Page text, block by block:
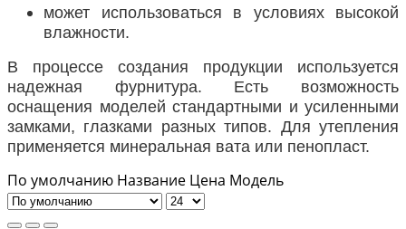
может использоваться в условиях высокой
влажности.
В процессе создания продукции используется
надежная фурнитура. Есть возможность
оснащения моделей стандартными и усиленными
замками, глазками разных типов. Для утепления
применяется минеральная вата или пенопласт.
По умолчанию Название Цена Модель